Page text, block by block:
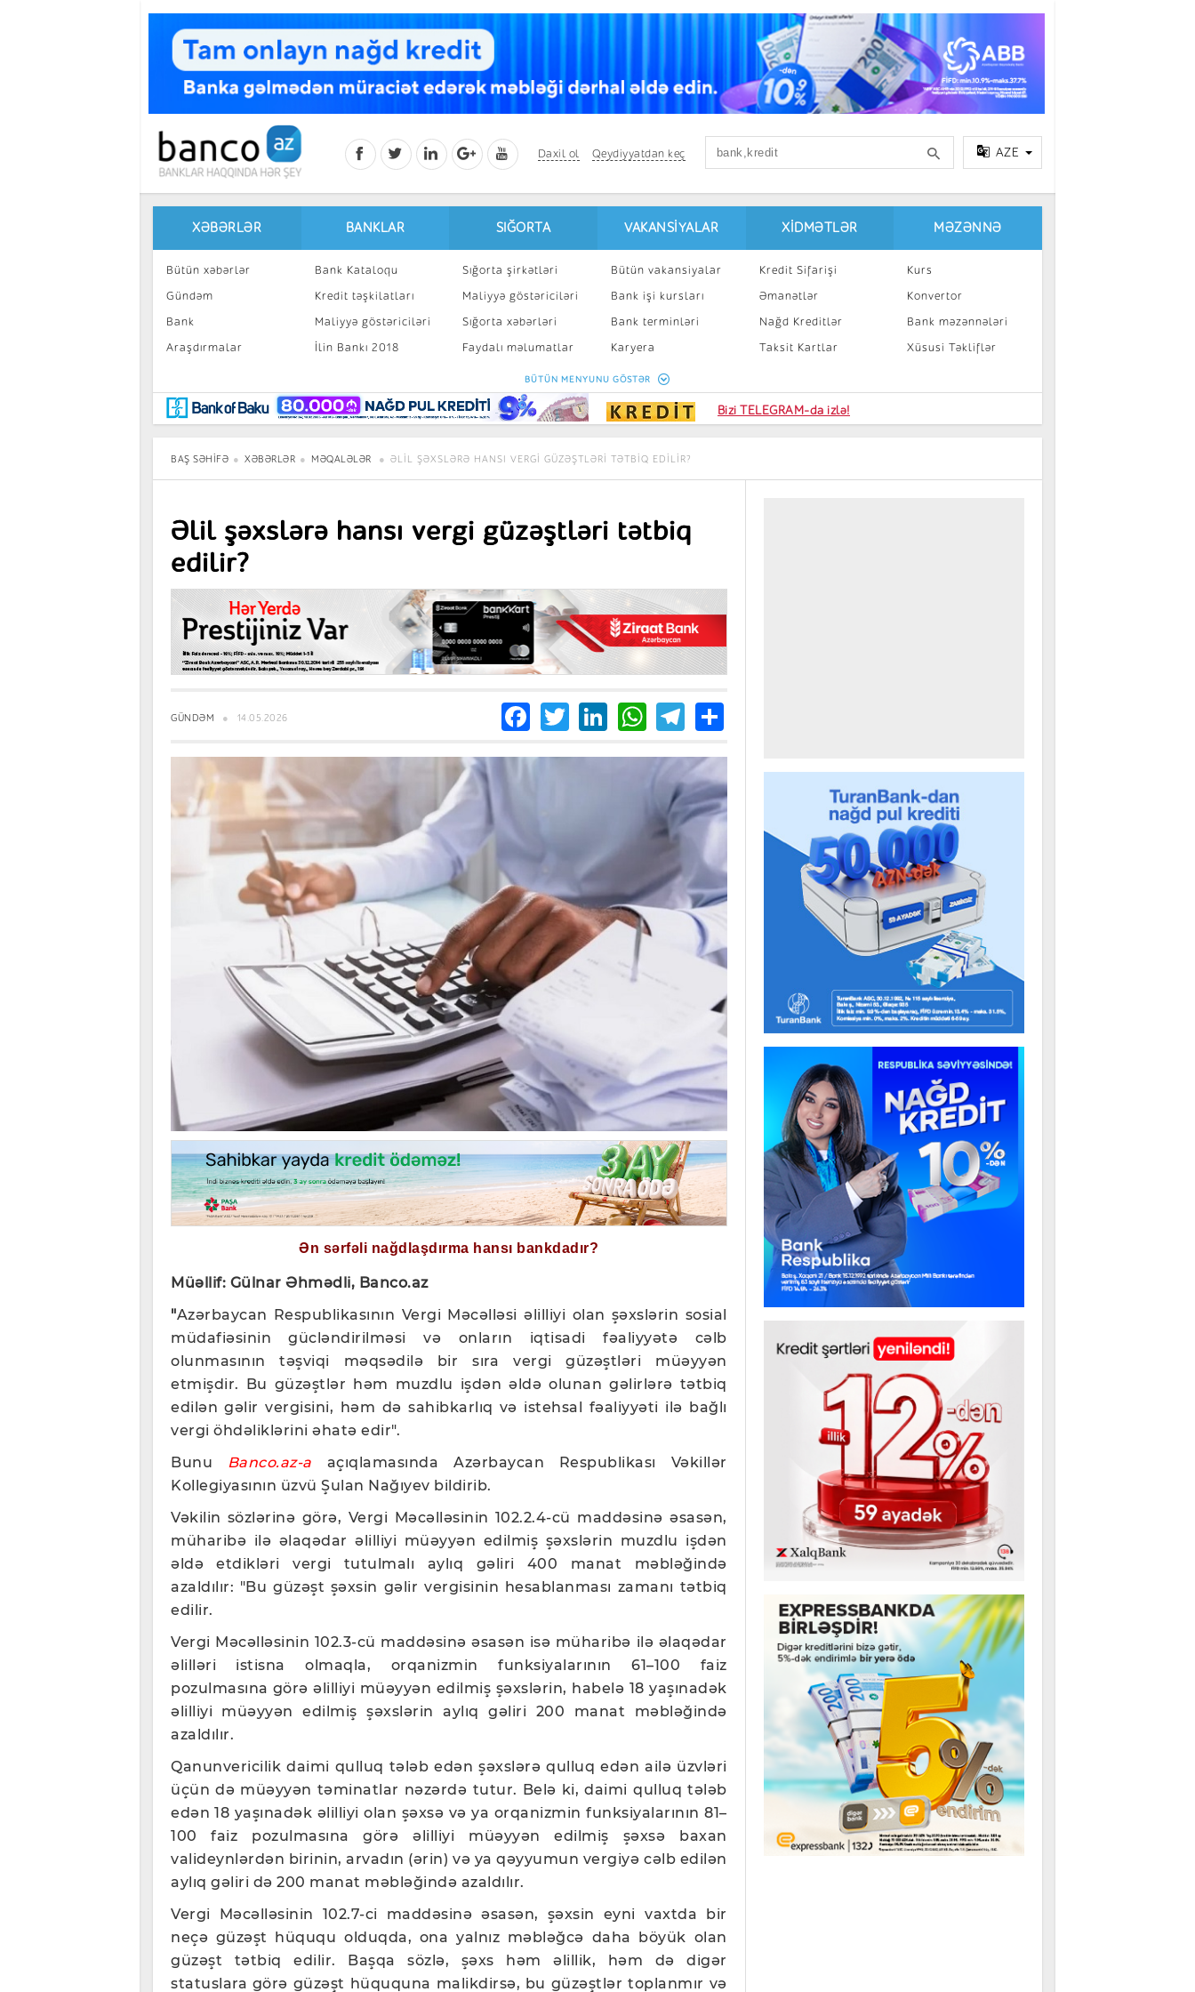
Daxil ol Qeydiyyatdan keç AZE
XƏBƏRLƏR
Bütün xəbərlər
Gündəm
Bank
Araşdırmalar
Maraqlı
BancoTV
Müsahibə
BANKLAR
Bank Kataloqu
Kredit təşkilatları
Maliyyə göstəriciləri
İlin Bankı 2018
SIĞORTA
Sığorta şirkətləri
Maliyyə göstəriciləri
Sığorta xəbərləri
Faydalı məlumatlar
Sığorta kalkulyatoru
VAKANSIYALAR
Bütün vakansiyalar
Bank işi kursları
Bank terminləri
Karyera
Peşakar inkişaf
XIDMƏTLƏR
Kredit Sifarişi
Əmanətlər
Nağd Kreditlər
Taksit Kartlar
Kart sifarişi
MƏZƏNNƏ
Kurs
Konvertor
Bank məzənnələri
Xüsusi Təkliflər
BÜTÜN MENYUNU GÖSTƏR
Bizi TELEGRAM-da izlə!
BAŞ SƏHIFƏ XƏBƏRLƏR MƏQALƏLƏR ƏLIL ŞƏXSLƏRƏ HANSI VERGI GÜZƏŞTLƏRI TƏTBIQ EDILIR?
Əlil şəxslərə hansı vergi güzəştləri tətbiq
edilir?
GÜNDƏM 14.05.2026 Facebook
TwitterLinkedIn
WhatsApp
Telegram
Share
Ən sərfəli nağdlaşdırma hansı bankdadır?
Müəllif: Gülnar Əhmədli, Banco.az
"Azərbaycan Respublikasının Vergi Məcəlləsi əlilliyi olan şəxslərin sosial
müdafiəsinin gücləndirilməsi və onların iqtisadi fəaliyyətə cəlb
olunmasının təşviqi məqsədilə bir sıra vergi güzəştləri müəyyən
etmişdir. Bu güzəştlər həm muzdlu işdən əldə olunan gəlirlərə tətbiq
edilən gəlir vergisini, həm də sahibkarlıq və istehsal fəaliyyəti ilə bağlı
vergi öhdəliklərini əhatə edir".
Bunu Banco.az-a açıqlamasındaAzərbaycan Respublikası Vəkillər
Kollegiyasının üzvü Şulan Nağıyev bildirib.
Vəkilin sözlərinə görə, Vergi Məcəlləsinin 102.2.4-cü maddəsinə əsasən,
müharibə ilə əlaqədar əlilliyi müəyyən edilmiş şəxslərin muzdlu işdən
əldə etdikləri vergi tutulmalı aylıq gəliri 400 manat məbləğində
azaldılır: "Bu güzəşt şəxsin gəlir vergisinin hesablanması zamanı tətbiq
edilir.
Vergi Məcəlləsinin 102.3-cü maddəsinə əsasən isə müharibə ilə əlaqədar
əlilləri istisna olmaqla, orqanizmin funksiyalarının 61–100 faiz
pozulmasına görə əlilliyi müəyyən edilmiş şəxslərin, habelə 18 yaşınadək
əlilliyi müəyyən edilmiş şəxslərin aylıq gəliri 200 manat məbləğində
azaldılır.
Qanunvericilik daimi qulluq tələb edən şəxslərə qulluq edən ailə üzvləri
üçün də müəyyən təminatlar nəzərdə tutur. Belə ki, daimi qulluq tələb
edən 18 yaşınadək əlilliyi olan şəxsə və ya orqanizmin funksiyalarının 81–
100 faiz pozulmasına görə əlilliyi müəyyən edilmiş şəxsə baxan
valideynlərdən birinin, arvadın (ərin) və ya qəyyumun vergiyə cəlb edilən
aylıq gəliri də 200 manat məbləğində azaldılır.
Vergi Məcəlləsinin 102.7-ci maddəsinə əsasən, şəxsin eyni vaxtda bir
neçə güzəşt hüququ olduqda, ona yalnız məbləğcə daha böyük olan
güzəşt tətbiq edilir. Başqa sözlə, şəxs həm əlillik, həm də digər
statuslara görə güzəşt hüququna malikdirsə, bu güzəştlər toplanmır və